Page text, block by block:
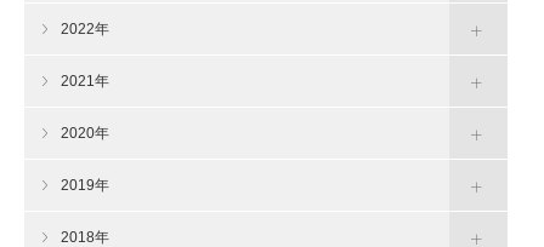
2022年
2021年
2020年
2019年
2018年